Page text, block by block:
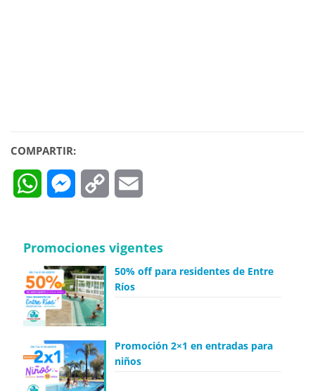
COMPARTIR:
WhatsAppMessenger
Copy
Promociones vigentes
50% off para residentes de Entre
Ríos
Promoción 2×1 en entradas para
niños